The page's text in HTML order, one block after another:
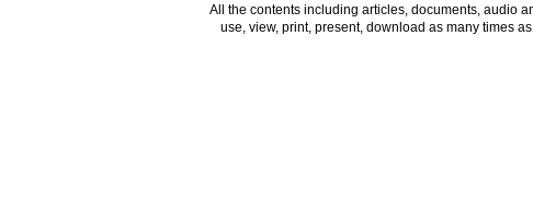
All the contents including articles, documents, audio
use, view, print, present, download as many times